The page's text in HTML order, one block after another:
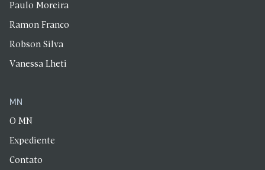
Paulo Moreira
Ramon Franco
Robson Silva
Vanessa Lheti
MN
O MN
Expediente
Contato